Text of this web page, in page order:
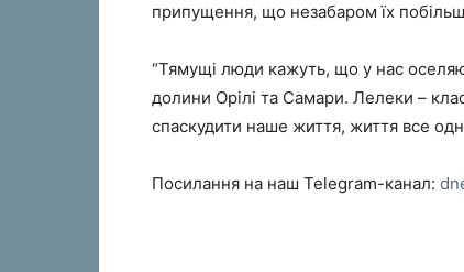
припущення, що незабаром їх
“Тямущі люди кажуть, що у нас
долини Орілі та Самари. Лелеки –
спаскудити наше життя, життя все
Посилання на наш Telegram-канал: